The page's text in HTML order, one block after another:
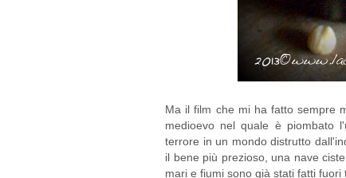
Ma il film che mi ha fatto sempre
medioevo nel quale è piombato
terrore in un mondo distrutto
il bene più prezioso, una nave
mari e fiumi sono già stati fatti fuori